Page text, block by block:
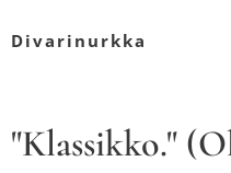
Divarinurkka
"Klassikko."